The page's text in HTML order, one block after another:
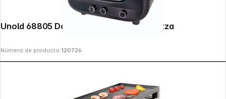
Unold 68805 Don Alfredo Horno para pizza
Número de producto:120726